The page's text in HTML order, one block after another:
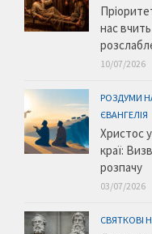
нас
10/07/2026
РОЗДУМИ
ЄВАНГЕЛІЯ
Христос
краї:
розпачу
03/07/2026
СВЯТКОВІ